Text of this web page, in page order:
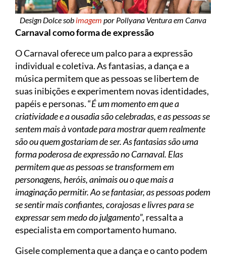
Design Dolce sob imagem por Pollyana Ventura em Canva
Carnaval como forma de expressão
O Carnaval oferece um palco para a expressão
individual e coletiva. As fantasias, a dança e a
música permitem que as pessoas se libertem de
suas inibições e experimentem novas identidades,
papéis e personas. “É um momento em que a
criatividade e a ousadia são celebradas, e as pessoas se
sentem mais à vontade para mostrar quem realmente
são ou quem gostariam de ser. As fantasias são uma
forma poderosa de expressão no Carnaval. Elas
permitem que as pessoas se transformem em
personagens, heróis, animais ou o que mais a
imaginação permitir. Ao se fantasiar, as pessoas podem
se sentir mais confiantes, corajosas e livres para se
expressar sem medo do julgamento”, ressalta a
especialista em comportamento humano.
Gisele complementa que a dança e o canto podem